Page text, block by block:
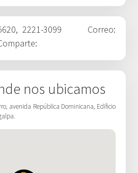
5620, 2221-3099
Correo:
nos ubicamos
avenida República Dominicana, Edificio